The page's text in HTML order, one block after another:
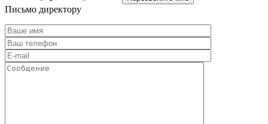
Письмо директору